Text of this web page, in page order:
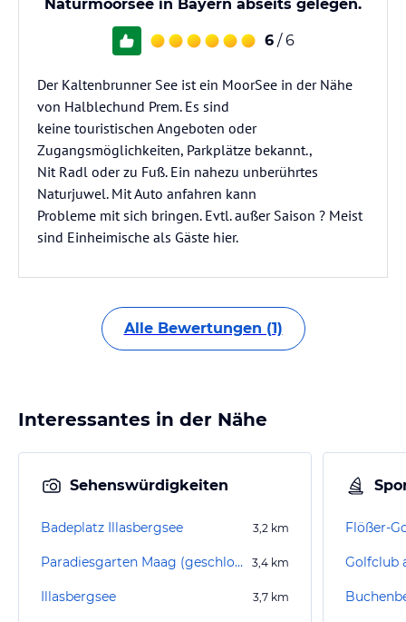
Naturmoorsee in Bayern abseits gelegen.
6 / 6
Der Kaltenbrunner See ist ein MoorSee in der Nähe
von Halblechund Prem. Es sind
keine touristischen Angeboten oder
Zugangsmöglichkeiten, Parkplätze bekannt.,
Nit Radl oder zu Fuß. Ein nahezu unberührtes
Naturjuwel. Mit Auto anfahren kann
Probleme mit sich bringen. Evtl. außer Saison ? Meist
sind Einheimische als Gäste hier.
Alle Bewertungen (1)
Interessantes in der Nähe
Sehenswürdigkeiten
Badeplatz Illasbergsee 3,2 km
Paradiesgarten Maag (geschlossen) 3,4 km
Illasbergsee 3,7 km
Flößer-